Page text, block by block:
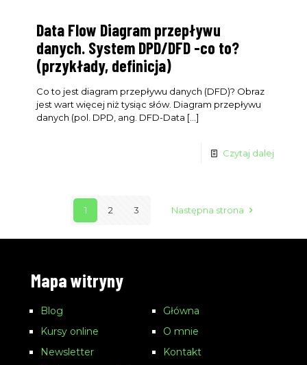
Data Flow Diagram przepływu
danych. System DPD/DFD -co to?
(przykłady, definicja)
Co to jest diagram przepływu danych (DFD)? Obraz
jest wart więcej niż tysiąc słów. Diagram przepływu
danych (pol. DPD, ang. DFD-Data […]
Czytaj dalej
1 2 3 Następna strona
Mapa witryny
Blog
Kursy online
Newsletter
Główna
O mnie
Kontakt